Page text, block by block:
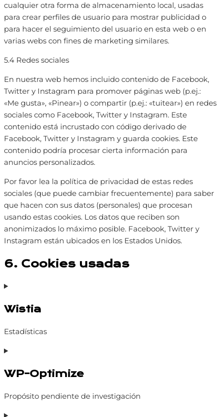
cualquier otra forma de almacenamiento local, usadas
para crear perfiles de usuario para mostrar publicidad o
para hacer el seguimiento del usuario en esta web o en
varias webs con fines de marketing similares.
5.4 Redes sociales
En nuestra web hemos incluido contenido de Facebook,
Twitter y Instagram para promover páginas web (p.ej.:
«Me gusta», «Pinear») o compartir (p.ej.: «tuitear») en redes
sociales como Facebook, Twitter y Instagram. Este
contenido está incrustado con código derivado de
Facebook, Twitter y Instagram y guarda cookies. Este
contenido podría procesar cierta información para
anuncios personalizados.
Por favor lea la política de privacidad de estas redes
sociales (que puede cambiar frecuentemente) para saber
que hacen con sus datos (personales) que procesan
usando estas cookies. Los datos que reciben son
anonimizados lo máximo posible. Facebook, Twitter y
Instagram están ubicados en los Estados Unidos.
6. Cookies usadas
Wistia
Estadísticas
Consent
service
WP-Optimize
Propósito pendiente de investigación
Consent